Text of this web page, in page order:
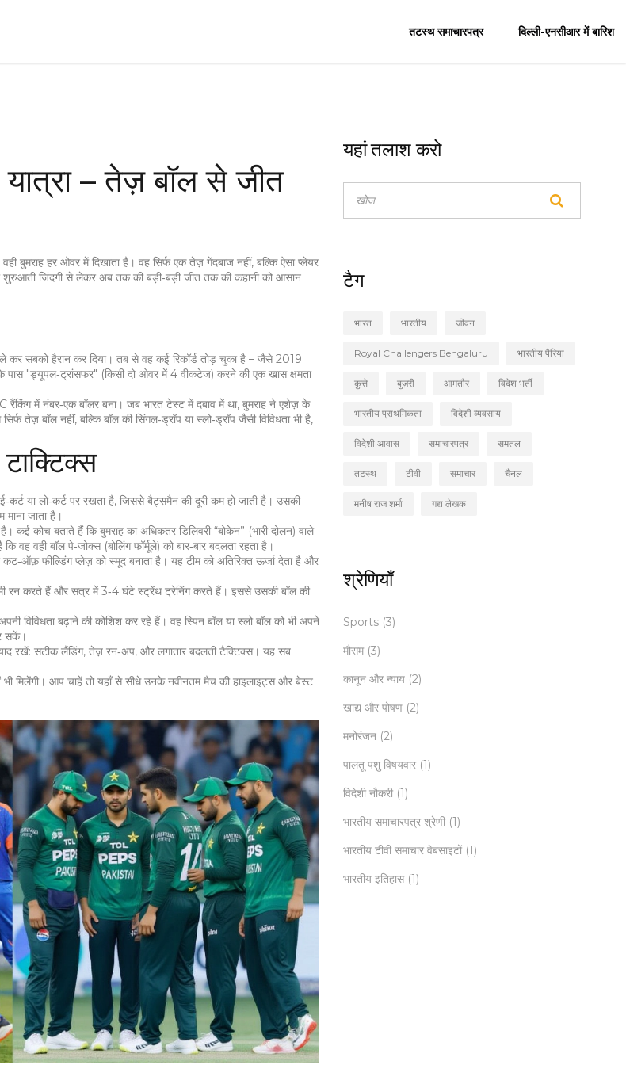
तटस्थ समाचारपत्र दिल्ली-एनसीआर में बारिश
यात्रा – तेज़ बॉल से जीत
बुमराह हर ओवर में दिखाता है। वह सिर्फ एक तेज़ गेंदबाज नहीं, बल्कि ऐसा प्लेयर
जिंदगी से लेकर अब तक की बड़ी‑बड़ी जीत तक की कहानी को आसान
कर सबको हैरान कर दिया। तब से वह कई रिकॉर्ड तोड़ चुका है – जैसे 2019
"ड्यूपल‑ट्रांसफर" (किसी दो ओवर में 4 वीकटेज) करने की एक खास क्षमता
में नंबर‑एक बॉलर बना। जब भारत टेस्ट में दबाव में था, बुमराह ने एशेज़ के
तेज़ बॉल नहीं, बल्कि बॉल की सिंगल‑ड्रॉप या स्लो‑ड्रॉप जैसी विविधता भी है,
या लो‑कर्ट पर रखता है, जिससे बैट्समैन की दूरी कम हो जाती है। उसकी
जाता है।
कोच बताते हैं कि बुमराह का अधिकतर डिलिवरी “बोकेन” (भारी दोलन) वाले
वही बॉल पे‑जोक्स (बोलिंग फॉर्मूले) को बार‑बार बदलता रहता है।
फील्डिंग प्लेज़ को स्मूद बनाता है। यह टीम को अतिरिक्त ऊर्जा देता है और
रन करते हैं और सत्र में 3‑4 घंटे स्ट्रेंथ ट्रेनिंग करते हैं। इससे उसकी बॉल की
विविधता बढ़ाने की कोशिश कर रहे हैं। वह स्पिन बॉल या स्लो बॉल को भी अपने
सकें।
रखें: सटीक लैंडिंग, तेज़ रन‑अप, और लगातार बदलती टैक्टिक्स। यह सब
मिलेंगी। आप चाहें तो यहाँ से सीधे उनके नवीनतम मैच की हाइलाइट्स और बेस्ट
यहां तलाश करो
टैग
भारत भारतीय जीवन
Royal Challengers Bengaluru भारतीय पैरिया
कुत्ते बुज़री आमतौर विदेश भर्ती
भारतीय प्राथमिकता विदेशी व्यवसाय
विदेशी आवास समाचारपत्र समतल
तटस्थ टीवी समाचार चैनल
मनीष राज शर्मा गद्य लेखक
श्रेणियाँ
Sports (3)
मौसम (3)
कानून और न्याय (2)
खाद्य और पोषण (2)
मनोरंजन (2)
पालतू पशु विषयवार (1)
विदेशी नौकरी (1)
भारतीय समाचारपत्र श्रेणी (1)
भारतीय टीवी समाचार वेबसाइटों (1)
भारतीय इतिहास (1)